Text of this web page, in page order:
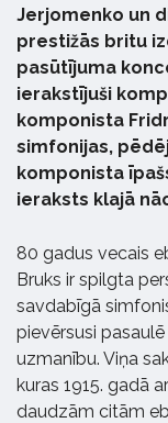
Jerjomenko un
prestižās britu
pasūtījuma
ierakstījuši
komponista
simfonijas,
komponista
ieraksts klajā
80 gadus vecais
Bruks ir spilgta
savdabīgā
pievērsusi
uzmanību. Viņa
kuras 1915. gadā
daudzām citām